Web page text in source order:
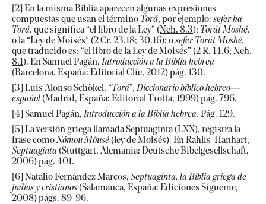
[2] En la misma Biblia aparecen algunas expresiones
compuestas que usan el término Torá, por ejemplo: sefer ha-
Torá, que significa “el libro de la Ley” (Neh. 8.3); Torát Moshé,
o la “Ley de Moisés” (2 Cr. 23.18; 30.16); osefer Torát Moshé,
que traducido es: “el libro de la Ley de Moisés” (2 R. 14.6; Neh.
8.1). En Samuel Pagán, Introducción a la Biblia hebrea
(Barcelona, España: Editorial Clíe, 2012) pág. 130.
[3] Luis Alonso Schökel, “Torá”, Diccionario bíblico hebreo—
español(Madrid, España: Editorial Trotta, 1999) pág. 796.
[4] Samuel Pagán, Introducción a la Biblia hebrea. Pág. 129.
[5] La versión griega llamada Septuaginta (LXX), registra la
frase comoNómou Môusé(ley de Moisés). En Rahlfs-Hanhart,
Septuaginta(Stuttgart, Alemania: Deutsche Bibelgesellschaft,
2006) pág. 401.
[6] Natalio Fernández Marcos, Septuaginta, la Biblia griega de
judíos y cristianos(Salamanca, España: Ediciones Sígueme,
2008) págs. 89-96.